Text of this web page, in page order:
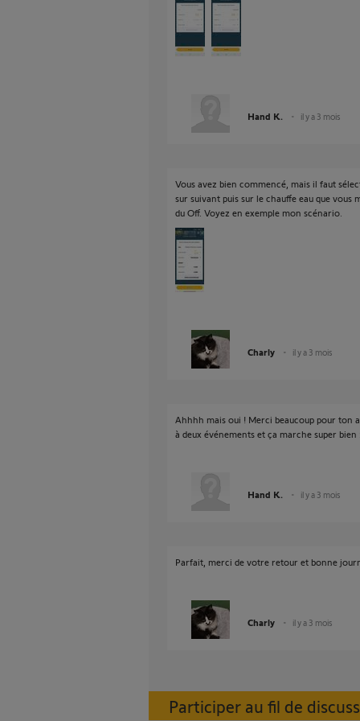
Hand K. il y a 3 mois
Vous avez bien commencé, mais il faut
sur suivant puis sur le chauffe eau que
du Off. Voyez en exemple mon scénario.
Charly il y a 3 mois
Ahhhh mais oui ! Merci beaucoup pour ton
à deux événements et ça marche super bien
Hand K. il y a 3 mois
Parfait, merci de votre retour et bonne
Charly il y a 3 mois
Participer au fil de